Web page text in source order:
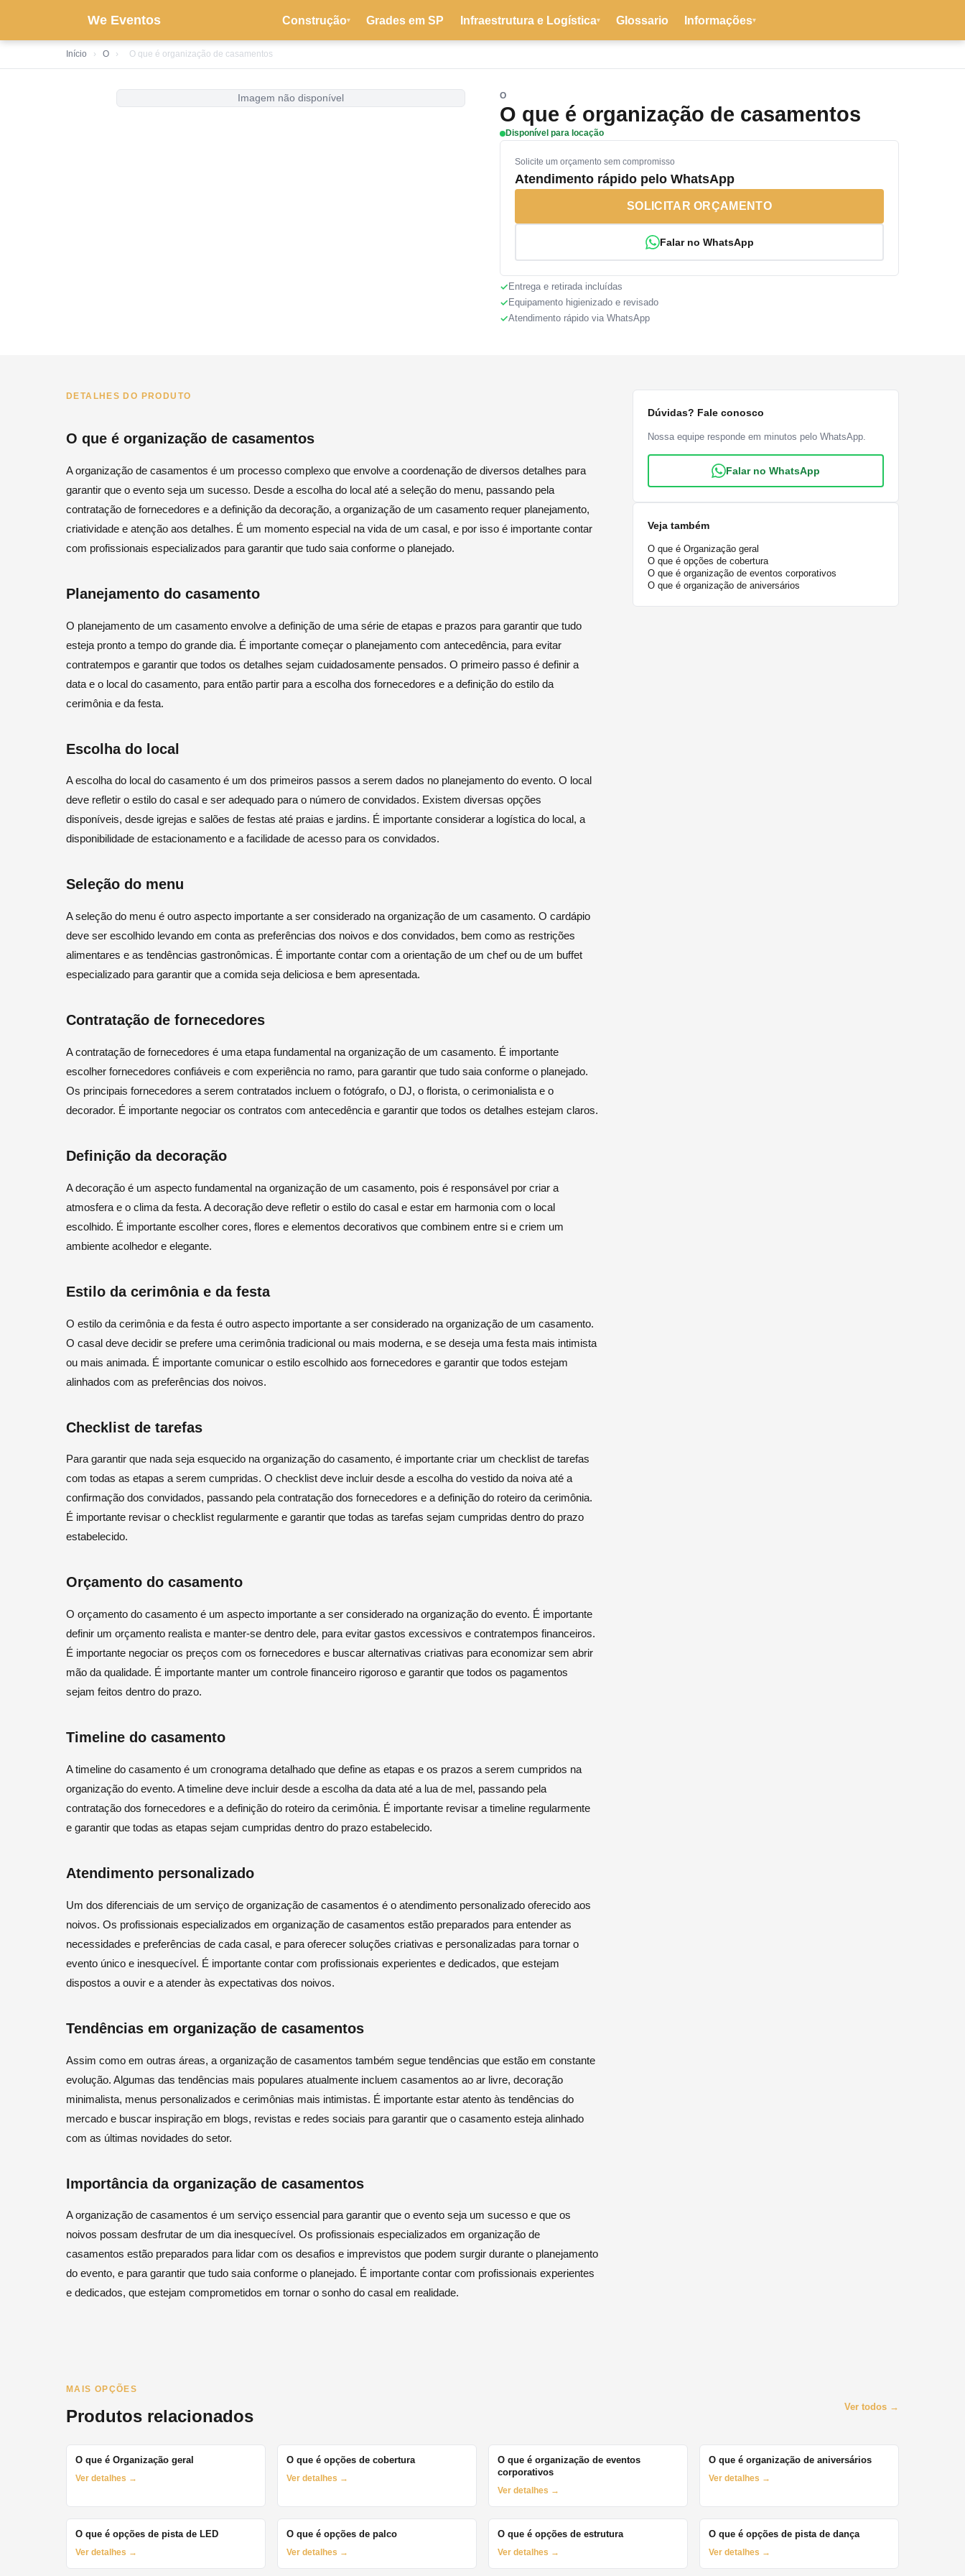
We Eventos Construção▾ Grades em SP Infraestrutura e Logística▾ Glossario Informações▾
Início › O › O que é organização de casamentos
Imagem não disponível O
O que é organização de casamentos
Disponível para locação
Solicite um orçamento sem compromisso
Atendimento rápido pelo WhatsApp
SOLICITAR ORÇAMENTO
Falar no WhatsApp
Entrega e retirada incluídas
Equipamento higienizado e revisado
Atendimento rápido via WhatsApp
DETALHES DO PRODUTO
O que é organização de casamentos
A organização de casamentos é um processo complexo que envolve a coordenação de diversos detalhes para
garantir que o evento seja um sucesso. Desde a escolha do local até a seleção do menu, passando pela
contratação de fornecedores e a definição da decoração, a organização de um casamento requer planejamento,
criatividade e atenção aos detalhes. É um momento especial na vida de um casal, e por isso é importante contar
com profissionais especializados para garantir que tudo saia conforme o planejado.
Planejamento do casamento
O planejamento de um casamento envolve a definição de uma série de etapas e prazos para garantir que tudo
esteja pronto a tempo do grande dia. É importante começar o planejamento com antecedência, para evitar
contratempos e garantir que todos os detalhes sejam cuidadosamente pensados. O primeiro passo é definir a
data e o local do casamento, para então partir para a escolha dos fornecedores e a definição do estilo da
cerimônia e da festa.
Escolha do local
A escolha do local do casamento é um dos primeiros passos a serem dados no planejamento do evento. O local
deve refletir o estilo do casal e ser adequado para o número de convidados. Existem diversas opções
disponíveis, desde igrejas e salões de festas até praias e jardins. É importante considerar a logística do local, a
disponibilidade de estacionamento e a facilidade de acesso para os convidados.
Seleção do menu
A seleção do menu é outro aspecto importante a ser considerado na organização de um casamento. O cardápio
deve ser escolhido levando em conta as preferências dos noivos e dos convidados, bem como as restrições
alimentares e as tendências gastronômicas. É importante contar com a orientação de um chef ou de um buffet
especializado para garantir que a comida seja deliciosa e bem apresentada.
Contratação de fornecedores
A contratação de fornecedores é uma etapa fundamental na organização de um casamento. É importante
escolher fornecedores confiáveis e com experiência no ramo, para garantir que tudo saia conforme o planejado.
Os principais fornecedores a serem contratados incluem o fotógrafo, o DJ, o florista, o cerimonialista e o
decorador. É importante negociar os contratos com antecedência e garantir que todos os detalhes estejam claros.
Definição da decoração
A decoração é um aspecto fundamental na organização de um casamento, pois é responsável por criar a
atmosfera e o clima da festa. A decoração deve refletir o estilo do casal e estar em harmonia com o local
escolhido. É importante escolher cores, flores e elementos decorativos que combinem entre si e criem um
ambiente acolhedor e elegante.
Estilo da cerimônia e da festa
O estilo da cerimônia e da festa é outro aspecto importante a ser considerado na organização de um casamento.
O casal deve decidir se prefere uma cerimônia tradicional ou mais moderna, e se deseja uma festa mais intimista
ou mais animada. É importante comunicar o estilo escolhido aos fornecedores e garantir que todos estejam
alinhados com as preferências dos noivos.
Checklist de tarefas
Para garantir que nada seja esquecido na organização do casamento, é importante criar um checklist de tarefas
com todas as etapas a serem cumpridas. O checklist deve incluir desde a escolha do vestido da noiva até a
confirmação dos convidados, passando pela contratação dos fornecedores e a definição do roteiro da cerimônia.
É importante revisar o checklist regularmente e garantir que todas as tarefas sejam cumpridas dentro do prazo
estabelecido.
Orçamento do casamento
O orçamento do casamento é um aspecto importante a ser considerado na organização do evento. É importante
definir um orçamento realista e manter-se dentro dele, para evitar gastos excessivos e contratempos financeiros.
É importante negociar os preços com os fornecedores e buscar alternativas criativas para economizar sem abrir
mão da qualidade. É importante manter um controle financeiro rigoroso e garantir que todos os pagamentos
sejam feitos dentro do prazo.
Timeline do casamento
A timeline do casamento é um cronograma detalhado que define as etapas e os prazos a serem cumpridos na
organização do evento. A timeline deve incluir desde a escolha da data até a lua de mel, passando pela
contratação dos fornecedores e a definição do roteiro da cerimônia. É importante revisar a timeline regularmente
e garantir que todas as etapas sejam cumpridas dentro do prazo estabelecido.
Atendimento personalizado
Um dos diferenciais de um serviço de organização de casamentos é o atendimento personalizado oferecido aos
noivos. Os profissionais especializados em organização de casamentos estão preparados para entender as
necessidades e preferências de cada casal, e para oferecer soluções criativas e personalizadas para tornar o
evento único e inesquecível. É importante contar com profissionais experientes e dedicados, que estejam
dispostos a ouvir e a atender às expectativas dos noivos.
Tendências em organização de casamentos
Assim como em outras áreas, a organização de casamentos também segue tendências que estão em constante
evolução. Algumas das tendências mais populares atualmente incluem casamentos ao ar livre, decoração
minimalista, menus personalizados e cerimônias mais intimistas. É importante estar atento às tendências do
mercado e buscar inspiração em blogs, revistas e redes sociais para garantir que o casamento esteja alinhado
com as últimas novidades do setor.
Importância da organização de casamentos
A organização de casamentos é um serviço essencial para garantir que o evento seja um sucesso e que os
noivos possam desfrutar de um dia inesquecível. Os profissionais especializados em organização de
casamentos estão preparados para lidar com os desafios e imprevistos que podem surgir durante o planejamento
do evento, e para garantir que tudo saia conforme o planejado. É importante contar com profissionais experientes
e dedicados, que estejam comprometidos em tornar o sonho do casal em realidade.
Dúvidas? Fale conosco
Nossa equipe responde em minutos pelo WhatsApp.
Falar no WhatsApp
Veja também
O que é Organização geral
O que é opções de cobertura
O que é organização de eventos corporativos
O que é organização de aniversários
MAIS OPÇÕES
Produtos relacionados Ver todos →
O que é Organização geral
Ver detalhes →
O que é opções de cobertura
Ver detalhes →
O que é organização de eventos
corporativos
Ver detalhes →
O que é organização de aniversários
Ver detalhes →
O que é opções de pista de LED
Ver detalhes →
O que é opções de palco
Ver detalhes →
O que é opções de estrutura
Ver detalhes →
O que é opções de pista de dança
Ver detalhes →